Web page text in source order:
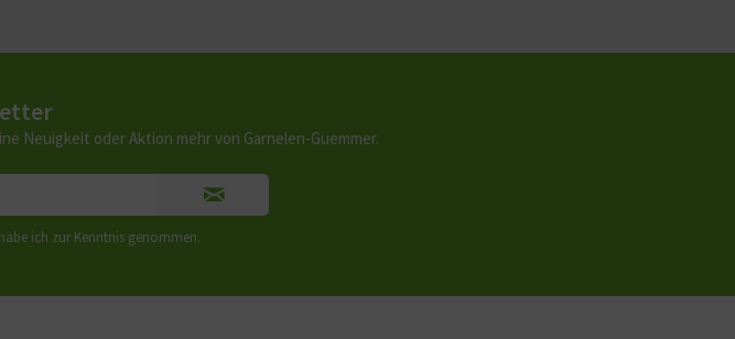
Neuigkeit oder Aktion mehr von Garnelen-Guemmer.
habe ich zur Kenntnis genommen.